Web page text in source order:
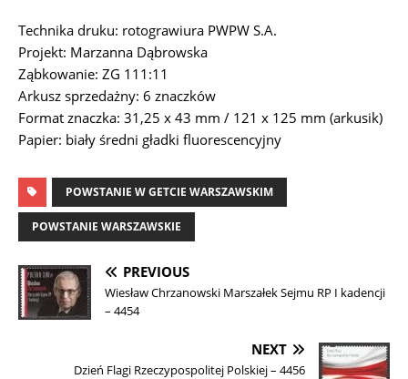
Technika druku: rotograwiura PWPW S.A.
Projekt: Marzanna Dąbrowska
Ząbkowanie: ZG 111:11
Arkusz sprzedażny: 6 znaczków
Format znaczka: 31,25 x 43 mm / 121 x 125 mm (arkusik)
Papier: biały średni gładki fluorescencyjny
POWSTANIE W GETCIE WARSZAWSKIM
POWSTANIE WARSZAWSKIE
PREVIOUS
Wiesław Chrzanowski Marszałek Sejmu RP I kadencji
– 4454
NEXT
Dzień Flagi Rzeczypospolitej Polskiej – 4456